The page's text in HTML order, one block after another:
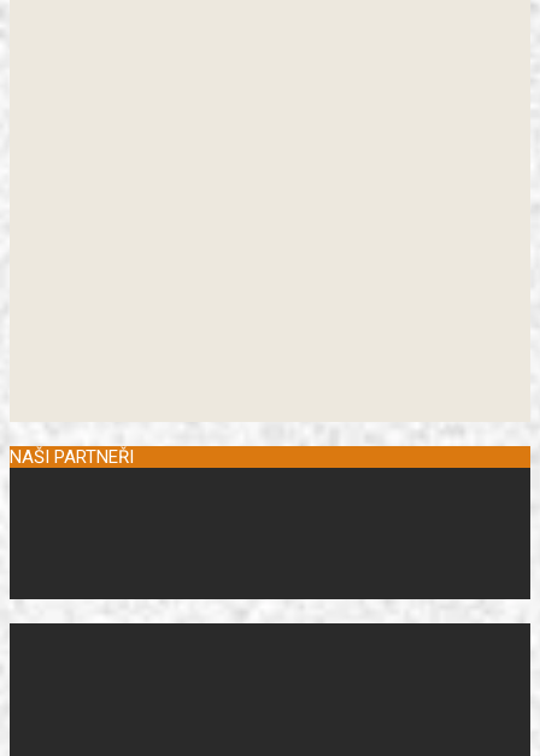
NAŠI PARTNEŘI